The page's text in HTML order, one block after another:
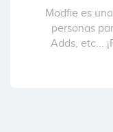
Modfie es
personas
Adds, etc...